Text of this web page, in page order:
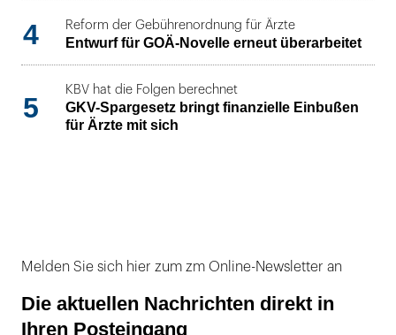
4 Reform der Gebührenordnung für Ärzte
Entwurf für GOÄ-Novelle erneut überarbeitet
5
KBV hat die Folgen berechnet
GKV-Spargesetz bringt finanzielle Einbußen
für Ärzte mit sich
Melden Sie sich hier zum zm Online-Newsletter an
Die aktuellen Nachrichten direkt in
Ihren Posteingang